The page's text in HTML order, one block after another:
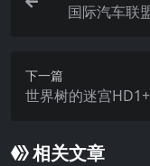
国际汽车联
下一篇
世界树的迷宫
相关文章